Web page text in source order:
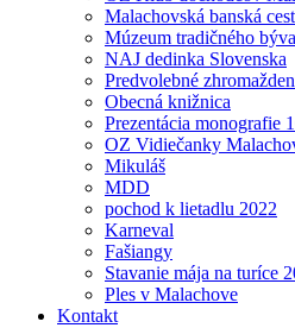
Malachovská banská
Múzeum tradičného
NAJ dedinka Slovenska
Predvolebné
Obecná knižnica
Prezentácia monografie
OZ Vidiečanky
Mikuláš
MDD
pochod k lietadlu 2022
Karneval
Fašiangy
Stavanie mája na turíce
Ples v Malachove
Kontakt